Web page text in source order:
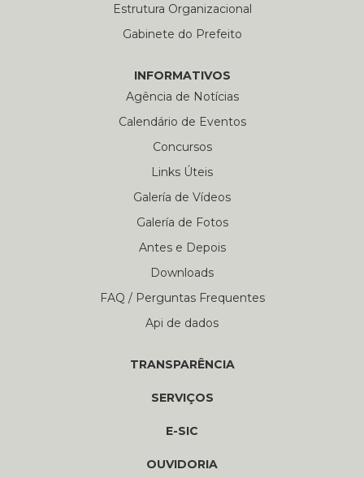
Estrutura Organizacional
Gabinete do Prefeito
INFORMATIVOS
Agência de Notícias
Calendário de Eventos
Concursos
Links Úteis
Galería de Vídeos
Galería de Fotos
Antes e Depois
Downloads
FAQ / Perguntas Frequentes
Api de dados
TRANSPARÊNCIA
SERVIÇOS
E-SIC
OUVIDORIA